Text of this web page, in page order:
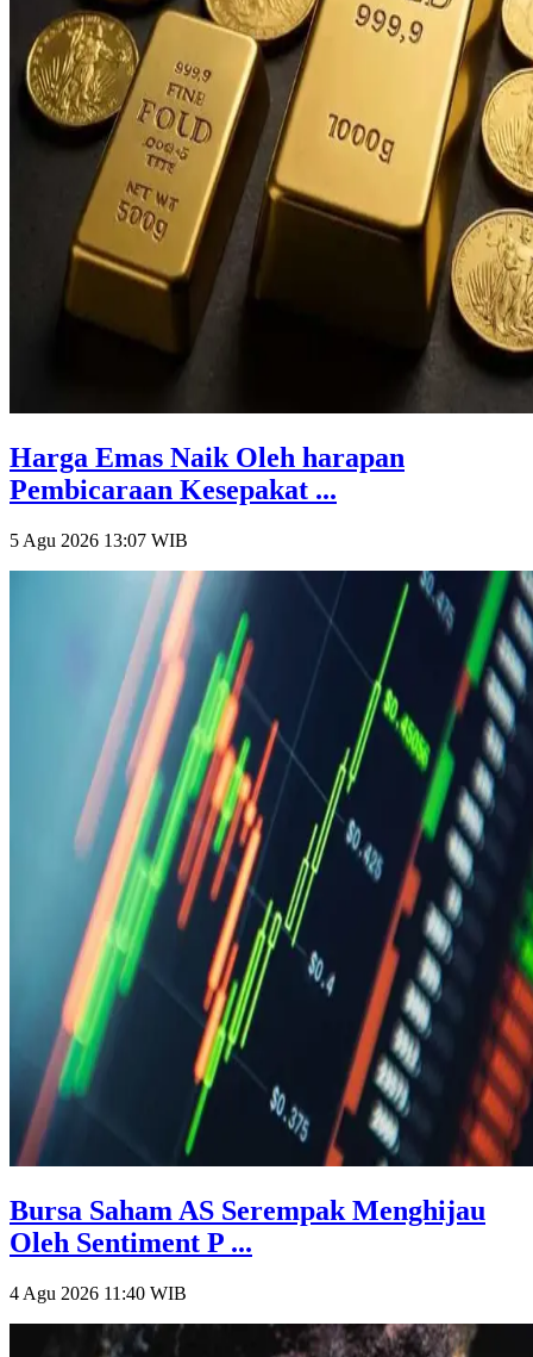
Harga Emas Naik Oleh harapan
Pembicaraan Kesepakat ...
5 Agu 2026 13:07 WIB
Bursa Saham AS Serempak Menghijau
Oleh Sentiment P ...
4 Agu 2026 11:40 WIB